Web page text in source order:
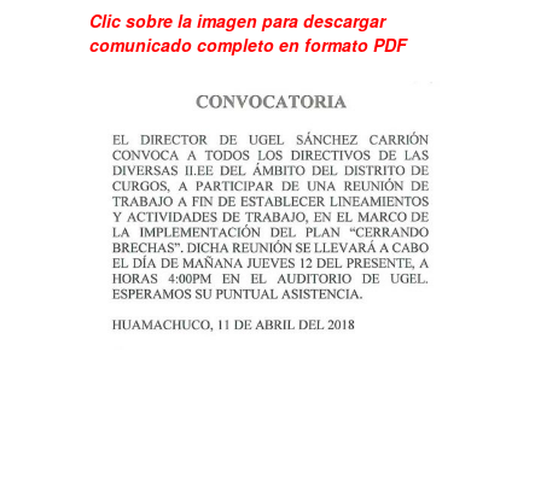
Clic sobre la imagen para descargar
comunicado completo en formato PDF